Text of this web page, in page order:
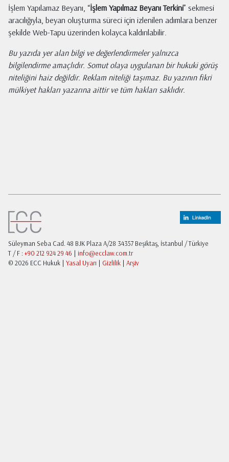
İşlem Yapılamaz Beyanı, “İşlem Yapılmaz Beyanı Terkini” sekmesi
aracılığıyla, beyan oluşturma süreci için izlenilen adımlara benzer
şekilde Web-Tapu üzerinden kolayca kaldırılabilir.
Bu yazıda yer alan bilgi ve değerlendirmeler yalnızca
bilgilendirme amaçlıdır. Somut olaya uygulanan bir hukuki görüş
niteliğini haiz değildir. Reklam niteliği taşımaz. Bu yazının fikri
mülkiyet hakları yazarına aittir ve tüm hakları saklıdır.
Süleyman Seba Cad. 48 BJK Plaza A/28 34357 Beşiktaş, İstanbul / Türkiye
T / F : +90 212 924 29 46 | info@ecclaw.com.tr
© 2026 ECC Hukuk | Yasal Uyarı | Gizlilik | Arşiv